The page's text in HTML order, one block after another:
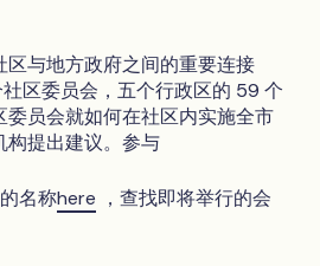
与地方政府之间的重要连接
区委员会，五个行政区的 59 个
员会就如何在社区内实施全市
构提出建议。参与
名称here ，查找即将举行的会